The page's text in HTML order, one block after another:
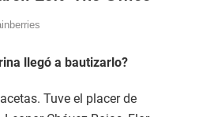
llegó a bautizarlo?
Tuve el placer de